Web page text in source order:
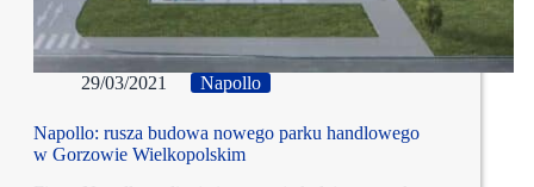
29/03/2021 Napollo
Napollo: rusza budowa nowego parku handlowego
w Gorzowie Wielkopolskim